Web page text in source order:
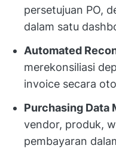
persetujuan PO,
dalam satu
Automated
merekonsiliasi
invoice secara
Purchasing Data
vendor, produk,
pembayaran